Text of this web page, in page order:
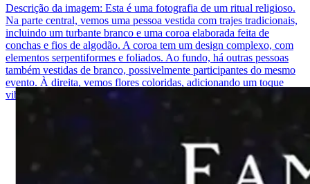
Descrição da imagem: Esta é uma fotografia de um ritual religioso.
Na parte central, vemos uma pessoa vestida com trajes tradicionais,
incluindo um turbante branco e uma coroa elaborada feita de
conchas e fios de algodão. A coroa tem um design complexo, com
elementos serpentiformes e foliados. Ao fundo, há outras pessoas
também vestidas de branco, possivelmente participantes do mesmo
evento. À direita, vemos flores coloridas, adicionando um toque
vibrante à cena.